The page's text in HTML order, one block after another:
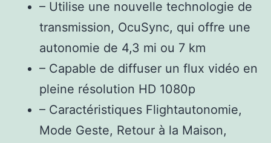
– Utilise une nouvelle technologie de
transmission, OcuSync, qui offre une
autonomie de 4,3 mi ou 7 km
– Capable de diffuser un flux vidéo en
pleine résolution HD 1080p
– Caractéristiques Flightautonomie,
Mode Geste, Retour à la Maison,